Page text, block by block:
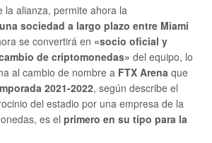
la alianza, permite ahora la
sociedad a largo plazo entre Miami
se convertirá en «socio oficial y
de criptomonedas» del equipo, lo
al cambio de nombre a FTX Arena que
2021-2022, según describe el
del estadio por una empresa de la
es el primero en su tipo para la